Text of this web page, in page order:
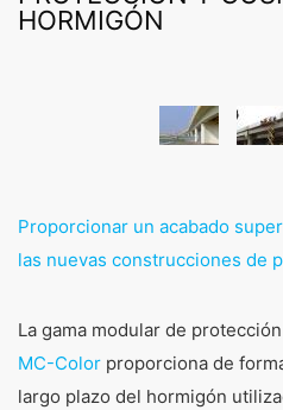
HORMIGÓN
Proporcionar un acabado
las nuevas construcciones de
La gama modular de
MC-Color proporciona de
largo plazo del hormigón